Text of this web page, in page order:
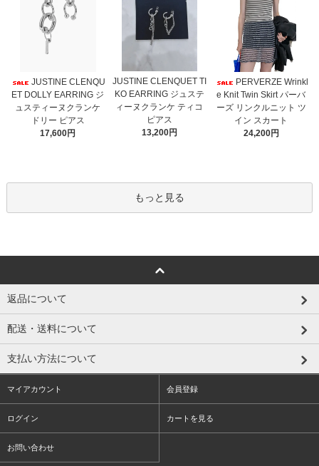
JUSTINE CLENQU
ET DOLLY EARRING ジ
ュスティーヌクランケ
ドリー ピアス
17,600円
JUSTINE CLENQUET TI
KO EARRING ジュステ
ィーヌクランケ ティコ
ピアス
13,200円
PERVERZE Wrinkl
e Knit Twin Skirt パーバ
ーズ リンクルニット ツ
イン スカート
24,200円
もっと見る
返品について
配送・送料について
支払い方法について
マイアカウント 会員登録
ログイン カートを見る
お問い合わせ